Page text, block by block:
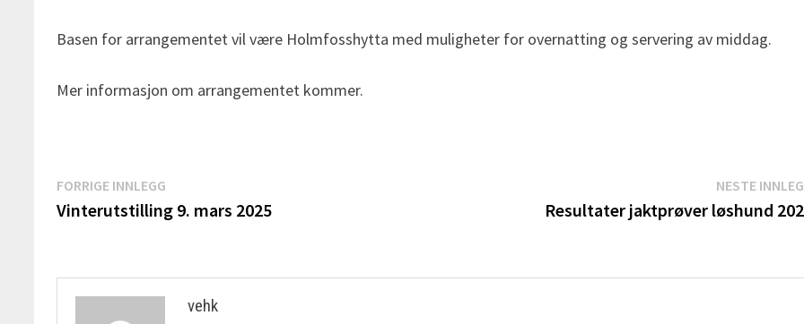
Basen for arrangementet vil være Holmfosshytta med muligheter for overnatting og servering av middag.
Mer informasjon om arrangementet kommer.
Innleggsnavigasjon
FORRIGE INNLEGG
innlegg:
Vinterutstilling 9. mars 2025
NESTE
Resultater jaktprøver løshund
vehk